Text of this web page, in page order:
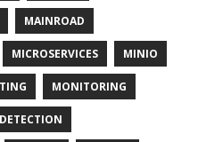
MAINROAD
MICROSERVICES MINIO
MONITORING